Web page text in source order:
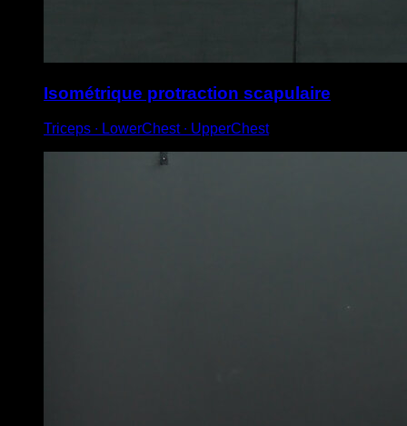
Isométrique protraction scapulaire
Triceps ∙ LowerChest ∙ UpperChest